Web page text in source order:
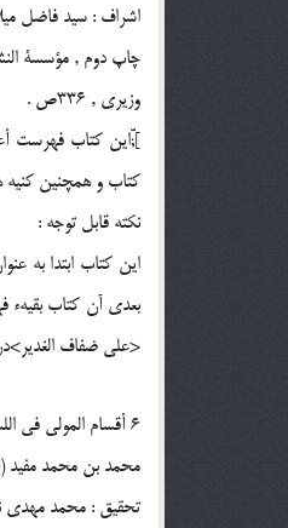
اشراف : سيد فاضل
چاپ دوم , مؤسسة
وزيرى , 336ص .
];ّّاين كتاب فهرست
كتاب و همچنين
نكته قابل توجه :
اين كتاب ابتدا به
بعدى آن كتاب
<على ضفاف
6 أقسام المولى فى اللسان (عربى , چاپى )
محمد بن محمد مفيد
تحقيق : محمد